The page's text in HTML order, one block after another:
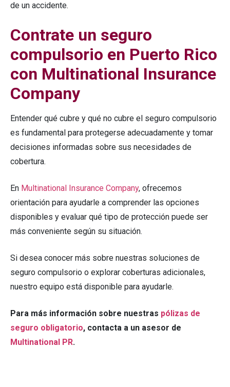
de un accidente.
Contrate un seguro
compulsorio en Puerto Rico
con Multinational Insurance
Company
Entender qué cubre y qué no cubre el seguro compulsorio
es fundamental para protegerse adecuadamente y tomar
decisiones informadas sobre sus necesidades de
cobertura.
En Multinational Insurance Company, ofrecemos
orientación para ayudarle a comprender las opciones
disponibles y evaluar qué tipo de protección puede ser
más conveniente según su situación.
Si desea conocer más sobre nuestras soluciones de
seguro compulsorio o explorar coberturas adicionales,
nuestro equipo está disponible para ayudarle.
Para más información sobre nuestras pólizas de
seguro obligatorio, contacta a un asesor de
Multinational PR.